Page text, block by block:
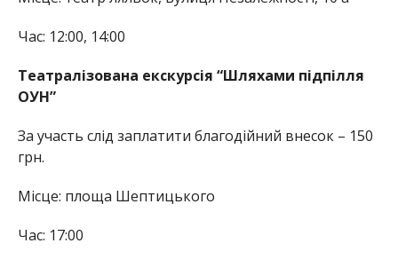
Час: 12:00, 14:00
Театралізована екскурсія “Шляхами підпілля
ОУН”
За участь слід заплатити благодійний внесок – 150
грн.
Місце: площа Шептицького
Час: 17:00